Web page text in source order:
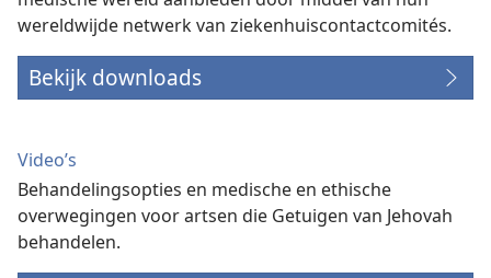
wereldwijde netwerk van ziekenhuiscontactcomités.
Bekijk downloads
Video’s
Behandelingsopties en medische en ethische
overwegingen voor artsen die Getuigen van Jehovah
behandelen.